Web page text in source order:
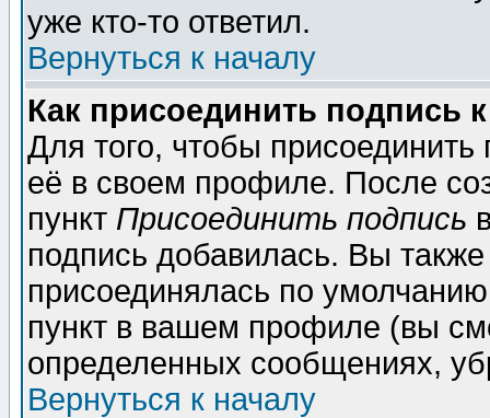
уже кто-то ответил.
Вернуться к началу
Как присоединить подпись
Для того, чтобы
её в своем профиле. После
пункт Присоединить подпись
подпись добавилась. Вы
присоединялась по
пункт в вашем профиле (вы
определенных сообщениях,
Вернуться к началу